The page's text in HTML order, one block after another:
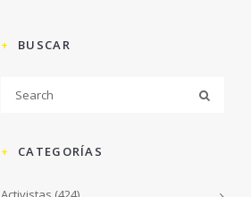
BUSCAR
CATEGORÍAS